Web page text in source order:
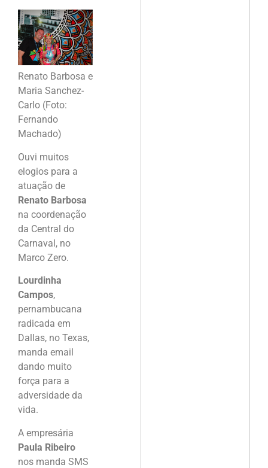
Renato Barbosa e
Maria Sanchez-
Carlo (Foto:
Fernando
Machado)
Ouvi muitos
elogios para a
atuação de
Renato Barbosa
na coordenação
da Central do
Carnaval, no
Marco Zero.
Lourdinha
Campos,
pernambucana
radicada em
Dallas, no Texas,
manda email
dando muito
força para a
adversidade da
vida.
A empresária
Paula Ribeiro
nos manda SMS